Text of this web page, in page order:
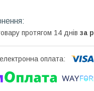
протягом 14 днів за